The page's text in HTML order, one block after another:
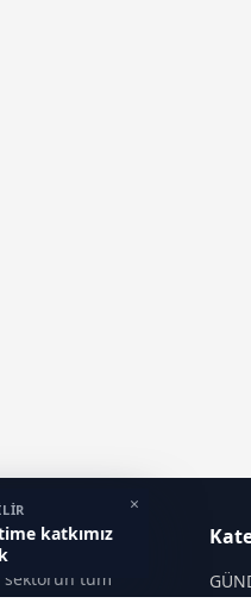
katkımız
×
sektörün tüm